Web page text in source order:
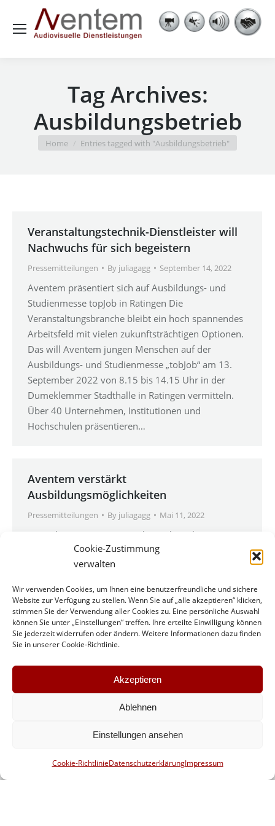
Cookie-Zustimmung
verwalten
Wir verwenden Cookies, um Ihnen eine benutzerfreundliche und sichere
Website zur Verfügung zu stellen. Wenn Sie auf „alle akzeptieren“ klicken,
stimmen Sie der Verwendung aller Cookies zu. Eine persönliche Auswahl
können Sie unter „Einstellungen“ treffen. Ihre erteilte Einwilligung können
Sie jederzeit widerrufen oder ändern. Weitere Informationen dazu finden
Sie in unserer Cookie-Richtlinie.
Akzeptieren
Ablehnen
Einstellungen ansehen
Cookie-RichtlinieDatenschutzerklärungImpressum
Tag Archives:
Ausbildungsbetrieb
You are here:
Home Entries tagged with "Ausbildungsbetrieb"
Veranstaltungstechnik-Dienstleister will
Nachwuchs für sich begeistern
Pressemitteilungen By juliagagg September 14, 2022
Aventem präsentiert sich auf Ausbildungs- und
Studienmesse topJob in Ratingen Die
Veranstaltungsbranche bleibt ein hoch spannendes
Arbeitsfeld mit vielen zukunftsträchtigen Optionen.
Das will Aventem jungen Menschen auf der
Ausbildungs- und Studienmesse „tobJob“ am 13.
September 2022 von 8.15 bis 14.15 Uhr in der
Dumeklemmer Stadthalle in Ratingen vermitteln.
Über 40 Unternehmen, Institutionen und
Hochschulen präsentieren…
Aventem verstärkt
Ausbildungsmöglichkeiten
Pressemitteilungen By juliagagg Mai 11, 2022
Langjährige Aventem Mitarbeiter bestehen
Ausbildereignungsprüfung Die Production
Company Aventem GmbH in Hilden bei Düsseldorf
Ausbildungsberuf Fachkraft für Lagerlogistik.
Künftig haben die beiden Mitarbeitenden Nadine
Honerbach und John Krüll die Kompetenz und
Berechtigung zur Qualifizierung der
Ausbildereignungsprüfungen. Ab August 2022